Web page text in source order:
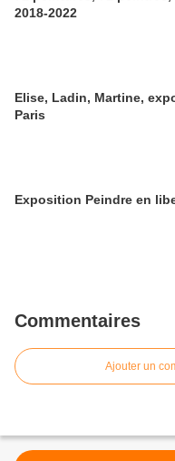
2018-2022
Elise, Ladin, Martine,
Paris
Exposition Peindre en
Commentaires
Ajouter un